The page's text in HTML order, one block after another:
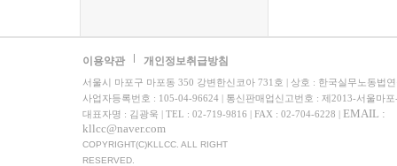
이용약관 개인정보취급방침
서울시 마포구 마포동 350 강변한신코아 731호 | 상호 : 한국실무노동법
사업자등록번호 : 105-04-96624 | 통신판매업신고번호 : 제2013-서울마
대표자명 : 김광욱 | TEL : 02-719-9816 | FAX : 02-704-6228 | EMAIL :
kllcc@naver.com
COPYRIGHT(C)KLLCC. ALL RIGHT
RESERVED.